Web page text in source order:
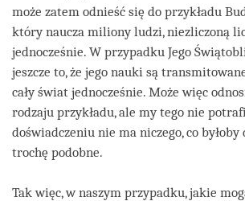
może zatem odnieść się do przykładu
który naucza miliony ludzi, niezliczoną
jednocześnie. W przypadku Jego
jeszcze to, że jego nauki są
cały świat jednocześnie. Może więc
rodzaju przykładu, ale my tego nie
doświadczeniu nie ma niczego, co byłoby
trochę podobne.
Tak więc, w naszym przypadku, jakie